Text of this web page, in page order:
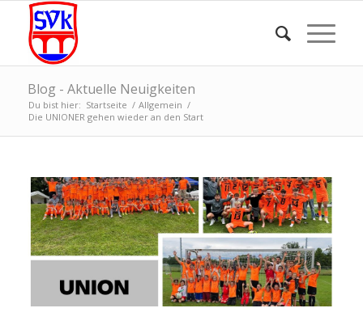
Blog - Aktuelle Neuigkeiten
Du bist hier: Startseite / Allgemein /
Die UNIONER gehen wieder an den Start